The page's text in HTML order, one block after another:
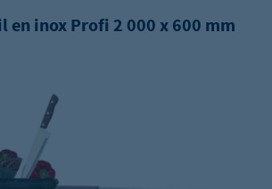
en inox Profi 2 000 x 600 mm